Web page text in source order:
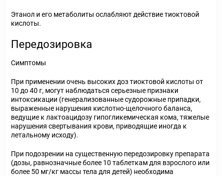
Этанол и его метаболиты ослабляют действие тиоктовой
кислоты.
Передозировка
Симптомы
При применении очень высоких доз тиоктовой кислоты от
10 до 40 г, могут наблюдаться серьезные признаки
интоксикации (генерализованные судорожные припадки,
выраженные нарушения кислотно-щелочного баланса,
ведущие к лактоацидозу гипогликемическая кома, тяжелые
нарушения свертывания крови, приводящие иногда к
летальному исходу).
При подозрении на существенную передозировку препарата
(дозы, равнозначные более 10 таблеткам для взрослого или
более 50 мг/кг массы тела для детей) необходима